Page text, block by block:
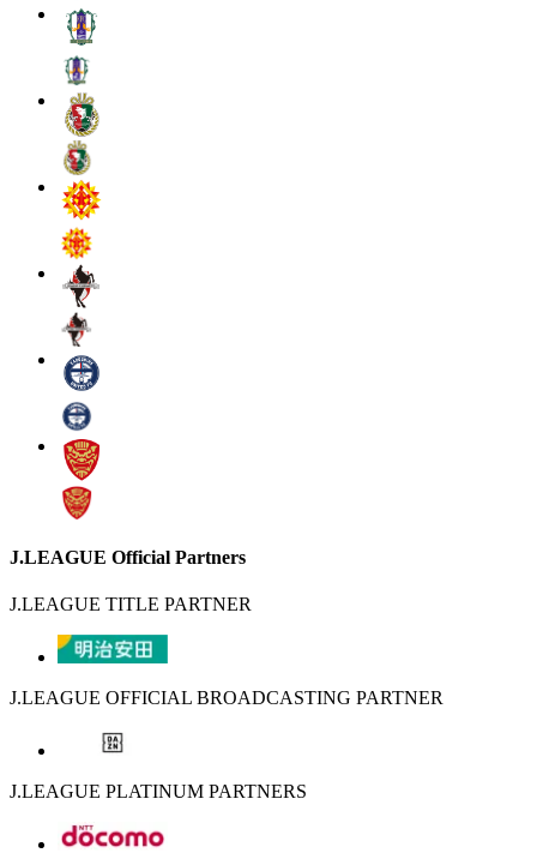
J.LEAGUE Official Partners
J.LEAGUE TITLE PARTNER
J.LEAGUE OFFICIAL BROADCASTING PARTNER
J.LEAGUE PLATINUM PARTNERS